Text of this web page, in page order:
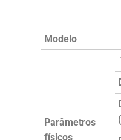
Modelo
Parâmetros
físicos